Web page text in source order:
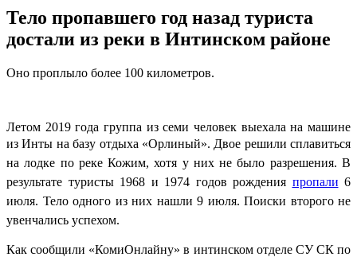
Тело пропавшего год назад туриста
достали из реки в Интинском районе
Оно проплыло более 100 километров.
Летом 2019 года группа из семи человек выехала на машине
из Инты на базу отдыха «Орлиный». Двое решили сплавиться
на лодке по реке Кожим, хотя у них не было разрешения. В
результате туристы 1968 и 1974 годов рождения пропали 6
июля. Тело одного из них нашли 9 июля. Поиски второго не
увенчались успехом.
Как сообщили «КомиОнлайну» в интинском отделе СУ СК по